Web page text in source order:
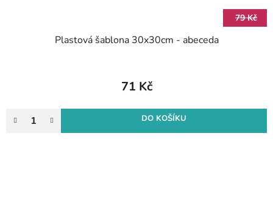
79 Kč
Plastová šablona 30x30cm - abeceda
71 Kč
DO KOŠÍKU